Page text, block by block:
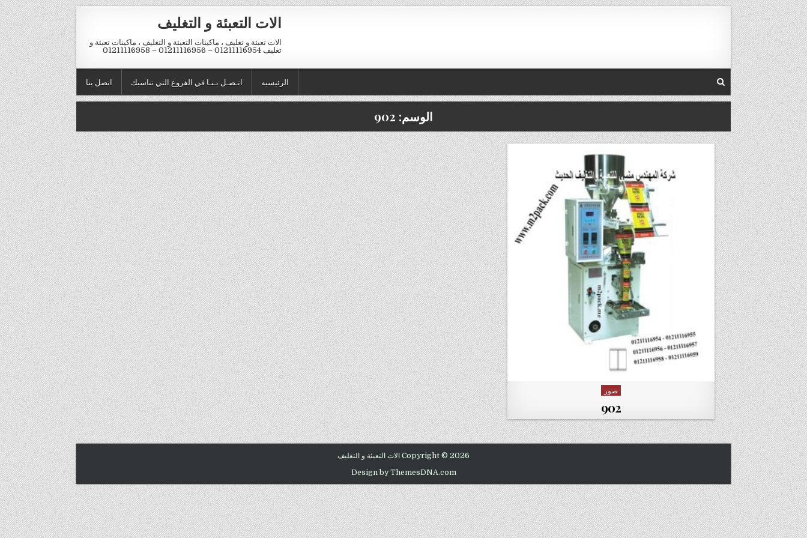
Skip to content
الات التعبئة و التغليف
الات تعبئة و تغليف ، ماكينات التعبئة و التغليف ، ماكينات تعبئة و
تغليف 01211116954 – 01211116956 – 01211116958
اتصل بنا اتـصـل بـنـا في الفروع التي تناسبك الرئيسيه
الوسم: 902
Posted in
صور
902
Copyright © 2026 الات التعبئة و التغليف
Design by ThemesDNA.com